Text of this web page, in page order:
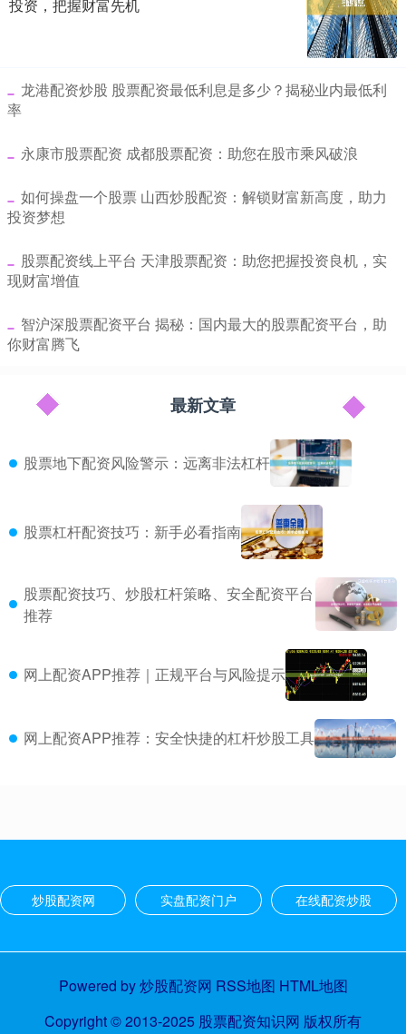
投资，把握财富先机
​龙港配资炒股 股票配资最低利息是多少？揭秘业内最低利
率
​永康市股票配资 成都股票配资：助您在股市乘风破浪
​如何操盘一个股票 山西炒股配资：解锁财富新高度，助力
投资梦想
​股票配资线上平台 天津股票配资：助您把握投资良机，实
现财富增值
​智沪深股票配资平台 揭秘：国内最大的股票配资平台，助
你财富腾飞
最新文章
股票地下配资风险警示：远离非法杠杆
股票杠杆配资技巧：新手必看指南
股票配资技巧、炒股杠杆策略、安全配资平台
推荐
网上配资APP推荐｜正规平台与风险提示
网上配资APP推荐：安全快捷的杠杆炒股工具
炒股配资网 实盘配资门户 在线配资炒股
Powered by炒股配资网 RSS地图 HTML地图
Copyright© 2013-2025 股票配资知识网 版权所有